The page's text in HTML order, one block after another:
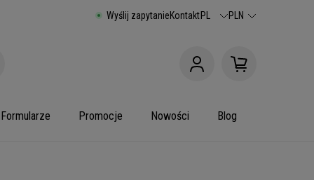
Wyślij zapytanieKontaktPL PLN
Formularze Promocje Nowości Blog